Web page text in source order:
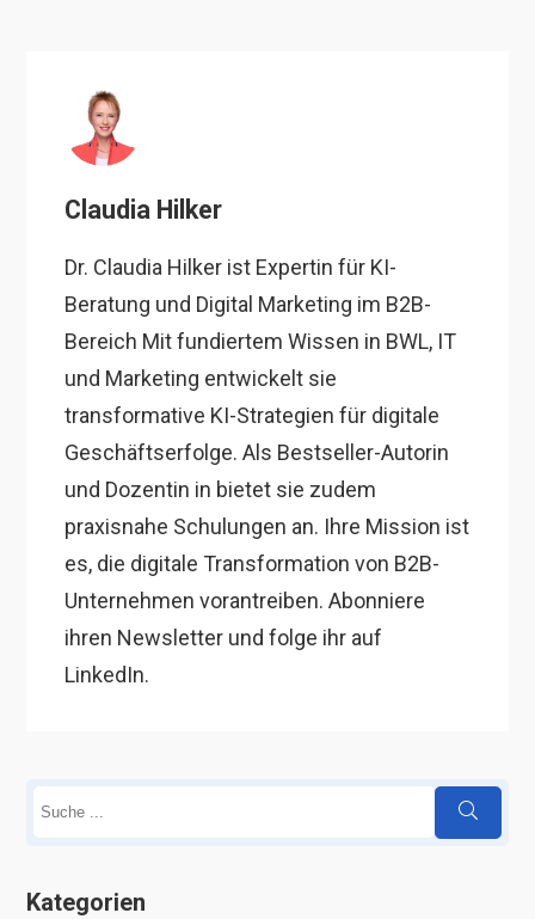
Claudia Hilker
Dr. Claudia Hilker ist Expertin für KI-
Beratung und Digital Marketing im B2B-
Bereich Mit fundiertem Wissen in BWL, IT
und Marketing entwickelt sie
transformative KI-Strategien für digitale
Geschäftserfolge. Als Bestseller-Autorin
und Dozentin in bietet sie zudem
praxisnahe Schulungen an. Ihre Mission ist
es, die digitale Transformation von B2B-
Unternehmen vorantreiben. Abonniere
ihren Newsletter und folge ihr auf
LinkedIn.
Kategorien